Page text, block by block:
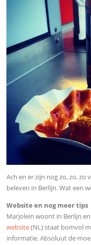
Ach en er zijn nog zo, zo, zo
beleven in Berlijn. Wat een
Website en nog meer tips
Marjolein woont in Berlijn
website(NL) staat bomvol
informatie. Absoluut de